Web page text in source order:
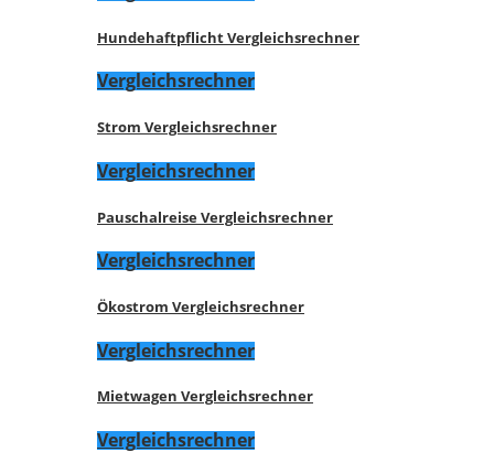
Hundehaftpflicht Vergleichsrechner
Vergleichsrechner
Strom Vergleichsrechner
Vergleichsrechner
Pauschalreise Vergleichsrechner
Vergleichsrechner
Ökostrom Vergleichsrechner
Vergleichsrechner
Mietwagen Vergleichsrechner
Vergleichsrechner